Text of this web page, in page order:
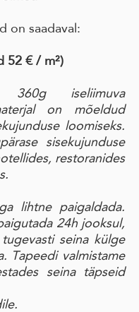
on saadaval:
52 € / m²)
iseliimuva
on mõeldud
loomiseks.
sisekujunduse
restoranides
lihtne paigaldada.
24h jooksul,
seina külge
Tapeedi valmistame
seina täpseid